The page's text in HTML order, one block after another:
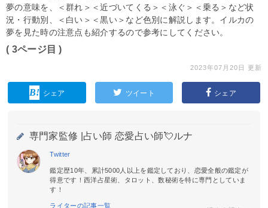
夢の意味を、＜群れ＞＜近づいてくる＞＜泳ぐ＞＜乗る＞など状
況・行動別、＜白い＞＜黒い＞など色別に解説します。イルカの
夢を見た時の注意点も紹介するので参考にしてください。
( 3ページ目 )
2023年07月20日 更新
シェア ツイート シェア
専門家監修 | 占い師 恋愛占い師💘ルナ
Twitter
鑑定歴10年、累計5000人以上を鑑定しており、恋愛全般の鑑定が
得意です！西洋占星術、タロット、数秘術を特に専門としていま
す！
ライターの記事一覧